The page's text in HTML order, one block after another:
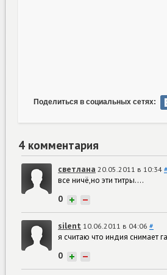
Поделиться в социальных сетях:
4 комментария
светлана 20.05.2011 в 10:34 #
все ничё,но эти титры....
0 + −
silent 10.06.2011 в 04:06 #
я считаю что индия снимает
0 + −